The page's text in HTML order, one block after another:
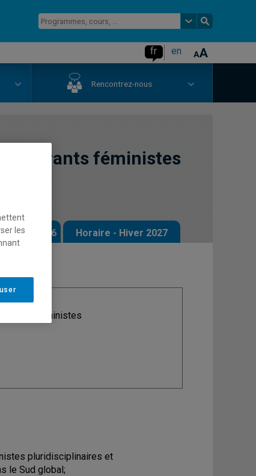
fr en
Rencontrez-nous
courants féministes
2026 Horaire - Hiver 2027
: Études féministes
pluridisciplinaires et
le Sud global;
les